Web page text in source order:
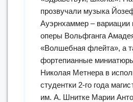
прозвучали музыка
Ауэрнхаммер – вариации
оперы Вольфганга
«Волшебная флейта», а
фортепианные
Николая Метнера в
студентки 2-го года
им. А. Шнитке Марии